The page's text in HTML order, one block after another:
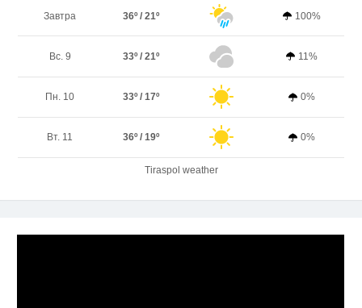
Завтра 36º / 21º 100%
Вс. 9 33º / 21º 11%
Пн. 10 33º / 17º 0%
Вт. 11 36º / 19º 0%
Tiraspol weather